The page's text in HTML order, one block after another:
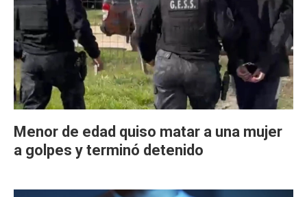
Menor de edad quiso matar a una mujer
a golpes y terminó detenido